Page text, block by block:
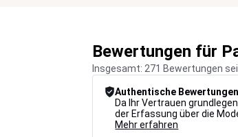
Bewertungen für
Insgesamt: 271 Bewertungen
Authentische Bewertungen
Da Ihr Vertrauen
der Erfassung über die
Mehr erfahren